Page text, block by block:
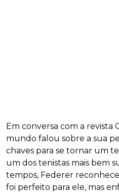
Em conversa com a revista
mundo falou sobre a sua
chaves para se tornar um
um dos tenistas mais bem
tempos, Federer
foi perfeito para ele, mas